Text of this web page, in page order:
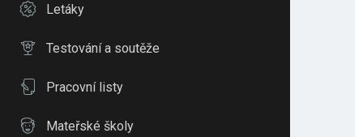
Letáky
Testování a soutěže
Pracovní listy
Mateřské školy